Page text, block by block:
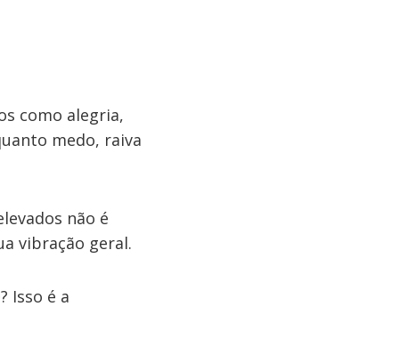
como alegria,
medo, raiva
não é
vibração geral.
Isso é a